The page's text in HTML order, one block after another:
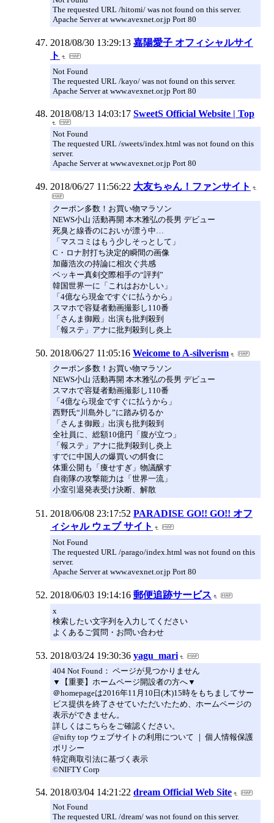
The requested URL /hitomi/ was not found on this server.
Apache Server at www.avexnet.or.jp Port 80
2018/08/30 13:29:13 嘉陽愛子 オフィシャルサイ
ト
Not Found
The requested URL /kayo/ was not found on this server.
Apache Server at www.avexnet.or.jp Port 80
2018/08/13 14:03:17 SweetS Official Website | Top
Not Found
The requested URL /sweets/index.html was not found on this
server.
Apache Server at www.avexnet.or.jp Port 80
2018/06/27 11:56:22 大友ちゃん！ファンサイト
クーポン多数！お買い物マラソン
NEWS小山 活動再開 本木雅弘の長男 デビュー
死臭と線香のにおいが漂う中…
「マスコミはもう少しそっとして」
C・ロナ肘打ち決定的瞬間の画像
加藤浩次の持論に相次ぐ共感
ベッキー真剣交際相手の“評判”
韓国世界一に「これはおかしい」
「4億なら現金ですぐに払うから」
スマホで容疑者動画撮影し110番
「さんま御殿」出演も批判殺到
「報ステ」アナに批判殺到し炎上
2018/06/27 11:05:16 Weicome to A-silverism
クーポン多数！お買い物マラソン
NEWS小山 活動再開 本木雅弘の長男 デビュー
スマホで容疑者動画撮影し110番
「4億なら現金ですぐに払うから」
西野氏“川島外し”に踏み切るか
「さんま御殿」出演も批判殺到
全社員に、総額10億円「腹が立つ」
「報ステ」アナに批判殺到し炎上
すでに中国人の爆買いの餌食に
体重公開も「痩せすぎ」物議醸す
自衛隊の攻撃能力は「世界一流」
小室引退発表受け決断、解散
2018/06/08 23:17:52 PARADISE GO!! GO!! オフ
ィシャル ウェブ サイト
Not Found
The requested URL /parago/index.html was not found on this
server.
Apache Server at www.avexnet.or.jp Port 80
2018/06/03 19:14:16 郵便追跡サービス
x
検索したい文字列を入力してください
よくあるご質問・お問い合わせ
2018/03/24 19:30:36 yagu_mari
404 Not Found： ページが見つかりません
▼【重要】ホームページ開設者の方へ▼
＠homepageは2016年11月10日(木)15時をもちましてサー
ビス提供を終了させていただいたため、ホームページの
表示ができません。
詳しくはこちらをご確認ください。
@nifty top ウェブサイトの利用について ｜ 個人情報保護
ポリシー
特定商取引法に基づく表示
©NIFTY Corp
2018/03/04 14:21:22 dream Official Web Site
Not Found
The requested URL /dream/ was not found on this server.